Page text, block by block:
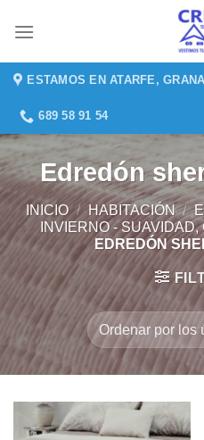
ESTAMOS EN ATARFE,
689 58 91 54
Edredón
INICIO / HABITACIÓN /
INVIERNO -
EDREDÓN